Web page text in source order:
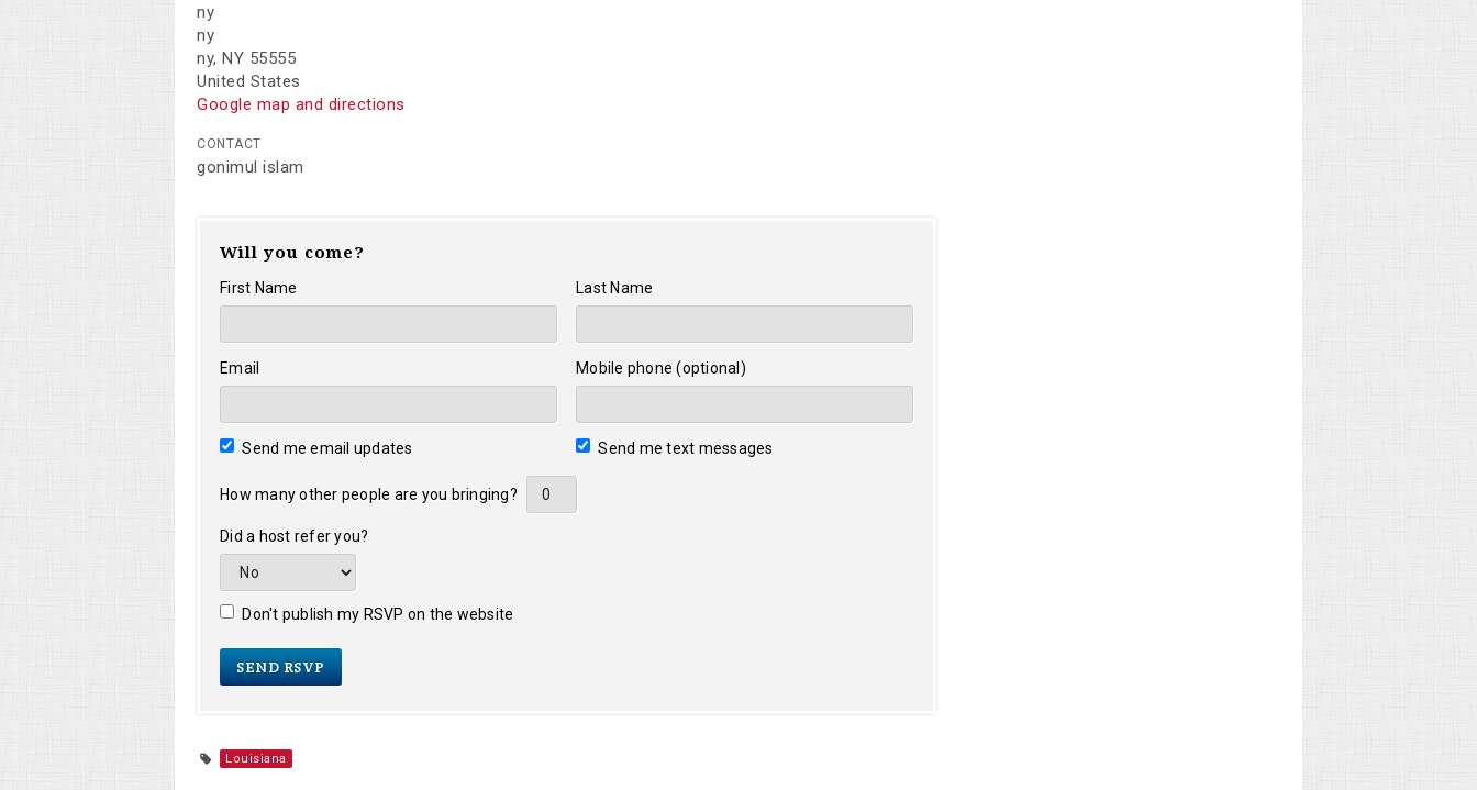
ny
ny
ny, NY 55555
United States
Google map and directions
CONTACT
gonimul islam
Will you come?
First Name Last Name
Email Mobile phone (optional)
Send me email updates Send me text messages
How many other people are you bringing?
Did a host refer you?
Don't publish my RSVP on the website
Louisiana